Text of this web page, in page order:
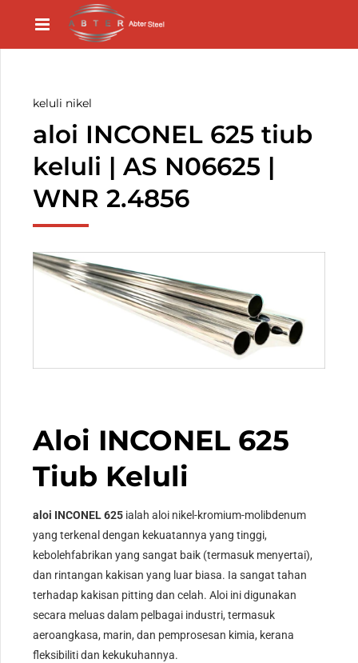
keluli nikel
aloi INCONEL 625 tiub
keluli | AS N06625 |
WNR 2.4856
Aloi INCONEL 625
Tiub Keluli
aloi INCONEL 625 ialah aloi nikel-kromium-molibdenum
yang terkenal dengan kekuatannya yang tinggi,
kebolehfabrikan yang sangat baik (termasuk menyertai),
dan rintangan kakisan yang luar biasa. Ia sangat tahan
terhadap kakisan pitting dan celah. Aloi ini digunakan
secara meluas dalam pelbagai industri, termasuk
aeroangkasa, marin, dan pemprosesan kimia, kerana
fleksibiliti dan kekukuhannya.